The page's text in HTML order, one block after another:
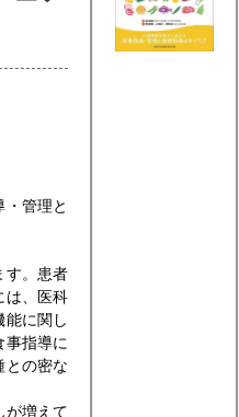
管理と
す。患者
は、医科
能に関し
事指導に
との密な
が増えて